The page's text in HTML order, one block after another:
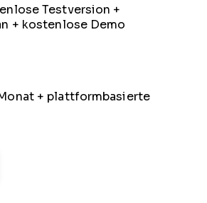
Testversion +
+ kostenlose Demo
+ plattformbasierte